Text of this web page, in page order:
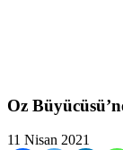
Oz
11 Nisan 2021